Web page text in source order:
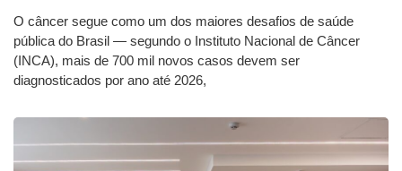
O câncer segue como um dos maiores desafios de saúde
pública do Brasil — segundo o Instituto Nacional de Câncer
(INCA), mais de 700 mil novos casos devem ser
diagnosticados por ano até 2026,